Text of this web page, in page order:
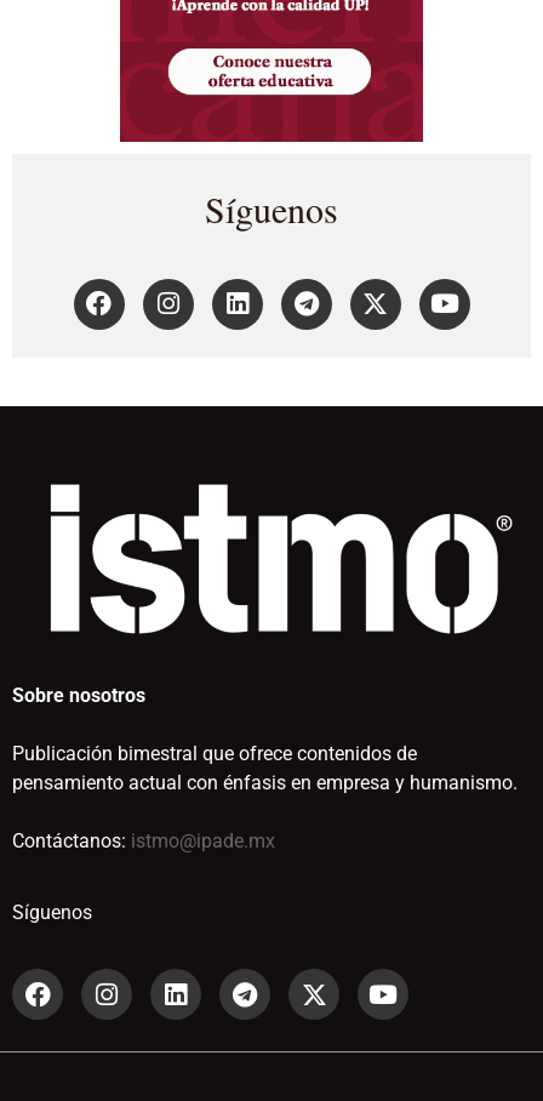
Síguenos
Sobre nosotros
Publicación bimestral que ofrece contenidos de
pensamiento actual con énfasis en empresa y humanismo.
Contáctanos: istmo@ipade.mx
Síguenos